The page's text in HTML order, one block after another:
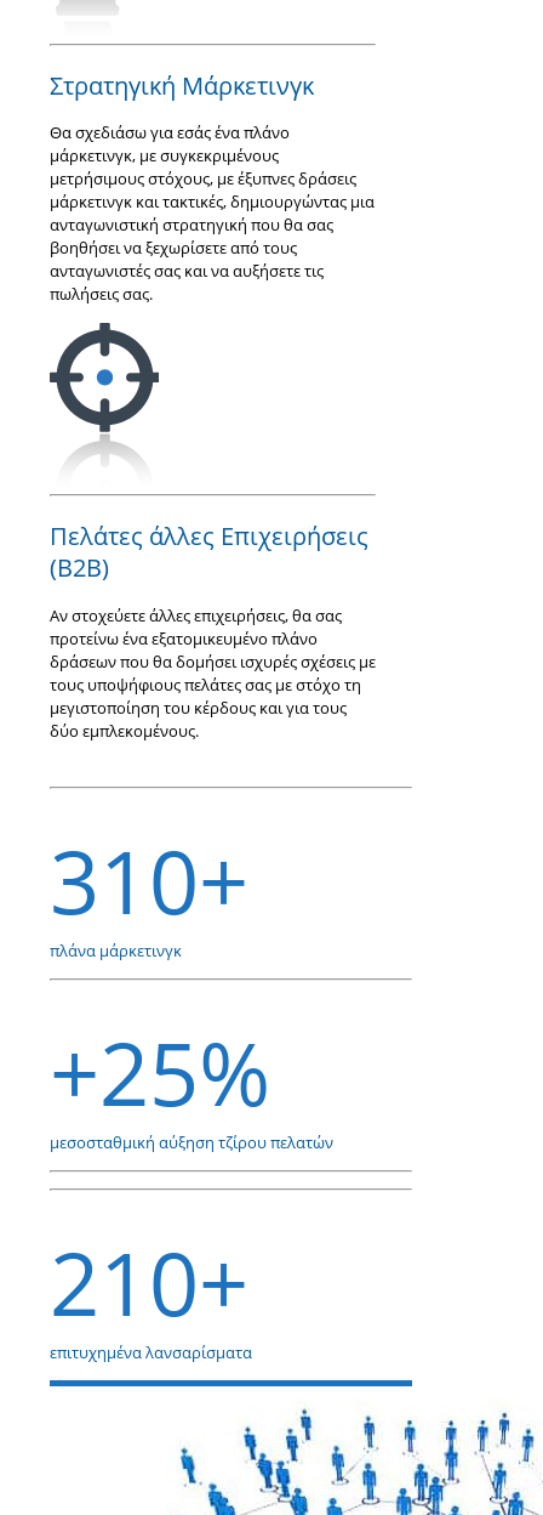
Στρατηγική Μάρκετινγκ
Θα σχεδιάσω για εσάς ένα πλάνο
μάρκετινγκ, με συγκεκριμένους
μετρήσιμους στόχους, με έξυπνες δράσεις
μάρκετινγκ και τακτικές, δημιουργώντας μια
ανταγωνιστική στρατηγική που θα σας
βοηθήσει να ξεχωρίσετε από τους
ανταγωνιστές σας και να αυξήσετε τις
πωλήσεις σας.
Πελάτες άλλες Επιχειρήσεις
(Β2Β)
Αν στοχεύετε άλλες επιχειρήσεις, θα σας
προτείνω ένα εξατομικευμένο πλάνο
δράσεων που θα δομήσει ισχυρές σχέσεις με
τους υποψήφιους πελάτες σας με στόχο τη
μεγιστοποίηση του κέρδους και για τους
δύο εμπλεκομένους.
310+
πλάνα μάρκετινγκ
+25%
μεσοσταθμική αύξηση τζίρου πελατών
210+
επιτυχημένα λανσαρίσματα